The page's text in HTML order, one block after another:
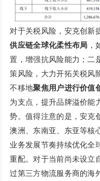
对于关税风险，安克创新
供应链全球化柔性布局 ，
置，增强抗风险能力；二
策风险，大力开拓关税风
不移地聚焦用户进行价值
为支点，提升品牌溢价能
势。值得注意的是，安克
澳洲、东南亚、东亚等核
业务发展节奏持续优化全
重配。对于当前尚未设立
过第三方物流服务商的海